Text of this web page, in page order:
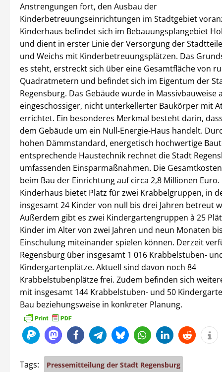
Anstrengungen fort, den Ausbau der
Kinderbetreuungseinrichtungen im Stadtgebiet
Kinderhaus befindet sich im Bebauungsplangebiet
und dient in erster Linie der Versorgung der
und Weichs mit Kinderbetreuungsplätzen. Das
es steht, erstreckt sich über eine Gesamtfläche von
Quadratmetern und befindet sich im Eigentum der
Regensburg. Das Gebäude wurde in Massivbauweise
eingeschossiger, nicht unterkellerter Baukörper mit
errichtet. Ein besonderes Merkmal besteht darin,
dem Gebäude um ein Null-Energie-Haus handelt.
hohen Dämmstandard, energetisch hochwertige
entsprechende Haustechnik rechnet die Stadt
umfassenden Einsparmaßnahmen. Die
beim Bau der Einrichtung auf circa 2,8 Millionen Euro.
Kinderhaus bietet Platz für zwei Krabbelgruppen, in
insgesamt 24 Kinder von null bis drei Jahren betreut
Außerdem gibt es zwei Kindergartengruppen à 25
Kinder im Alter von zwei Jahren und neun Monaten
Einschulung miteinander spielen können. Derzeit
Regensburg über insgesamt 1 016 Krabbelstuben-
Kindergartenplätze. Aktuell sind davon noch 84
Krabbelstubenplätze frei. Zudem befinden sich
mit insgesamt 144 Krabbelstuben- und 50
Bau beziehungsweise in konkreter Planung.
Tags: Pressemitteilung der Stadt Regensburg